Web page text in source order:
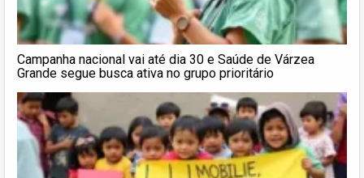
Campanha nacional vai até dia 30 e Saúde de Várzea
Grande segue busca ativa no grupo prioritário